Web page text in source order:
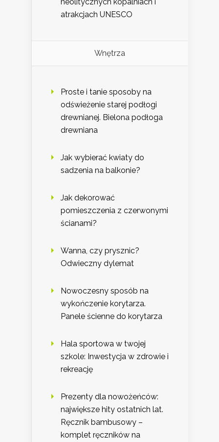
atrakcjach UNESCO
Wnętrza
Proste i tanie sposoby na
odświeżenie starej podłogi
drewnianej. Bielona podłoga
drewniana
Jak wybierać kwiaty do
sadzenia na balkonie?
Jak dekorować
pomieszczenia z czerwonymi
ścianami?
Wanna, czy prysznic?
Odwieczny dylemat
Nowoczesny sposób na
wykończenie korytarza.
Panele ścienne do korytarza
Hala sportowa w twojej
szkole: Inwestycja w zdrowie i
rekreację
Prezenty dla nowożeńców:
największe hity ostatnich lat.
Ręcznik bambusowy –
komplet ręczników na